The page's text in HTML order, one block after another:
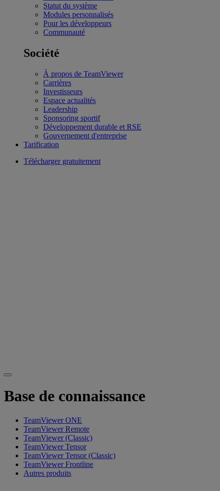
Statut du système
Modules personnalisés
Pour les développeurs
Communauté
Société
À propos de TeamViewer
Carrières
Investisseurs
Espace actualités
Leadership
Sponsoring sportif
Développement durable et RSE
Gouvernement d'entreprise
Tarification
Télécharger gratuitement
Base de connaissance
TeamViewer ONE
TeamViewer Remote
TeamViewer (Classic)
TeamViewer Tensor
TeamViewer Tensor (Classic)
TeamViewer Frontline
Autres produits